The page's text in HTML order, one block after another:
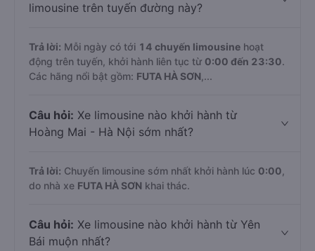
limousine trên tuyến đường này?
Trả lời: Mỗi ngày có tới 14 chuyến limousine hoạt
động trên tuyến, khởi hành liên tục từ 0:00 đến 23:30.
Các hãng nổi bật gồm: FUTA HÀ SƠN ,...
Câu hỏi: Xe limousine nào khởi hành từ
Hoàng Mai - Hà Nội sớm nhất?
Trả lời: Chuyến limousine sớm nhất khởi hành lúc 0:00
do nhà xe FUTA HÀ SƠN khai thác.
Câu hỏi: Xe limousine nào khởi hành từ Yên
Bái muộn nhất?